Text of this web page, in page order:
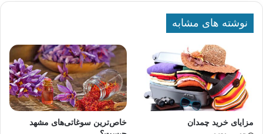
نوشته های مشابه
مزایای خرید چمدان
خاص‌ترین سوغاتی‌های مشهد